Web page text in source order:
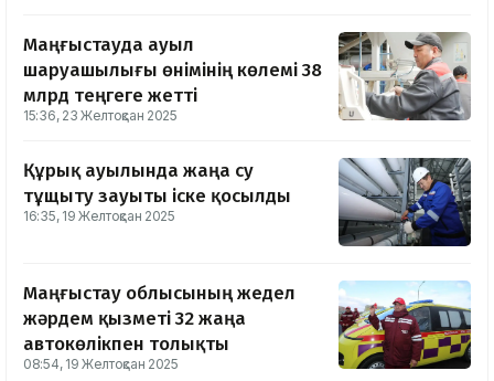
Маңғыстауда ауыл
шаруашылығы өнімінің көлемі 38
млрд теңгеге жетті
15:36, 23 Желтоқсан 2025
Құрық ауылында жаңа су
тұщыту зауыты іске қосылды
16:35, 19 Желтоқсан 2025
Маңғыстау облысының жедел
жәрдем қызметі 32 жаңа
автокөлікпен толықты
08:54, 19 Желтоқсан 2025